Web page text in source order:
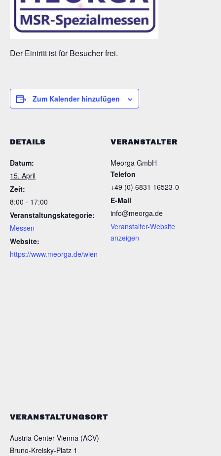
Der Eintritt ist für Besucher frei.
Zum Kalender hinzufügen
DETAILS
Datum:
15. April
Zeit:
8:00 - 17:00
Veranstaltungskategorie:
Messen
Website:
https://www.meorga.de/wien
VERANSTALTER
Meorga GmbH
Telefon
+49 (0) 6831 16523-0
E-Mail
info@meorga.de
Veranstalter-Website
anzeigen
VERANSTALTUNGSORT
Austria Center Vienna (ACV)
Bruno-Kreisky-Platz 1